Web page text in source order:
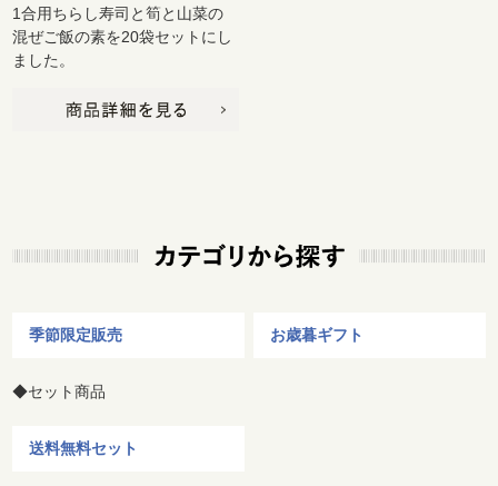
1合用ちらし寿司と筍と山菜の
混ぜご飯の素を20袋セットにし
ました。
季節限定販売 お歳暮ギフト
◆セット商品
送料無料セット